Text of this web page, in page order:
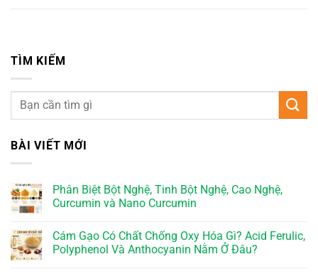
TÌM KIẾM
BÀI VIẾT MỚI
Phân Biệt Bột Nghệ, Tinh Bột Nghệ, Cao Nghệ,
Curcumin và Nano Curcumin
Cám Gạo Có Chất Chống Oxy Hóa Gì? Acid Ferulic,
Polyphenol Và Anthocyanin Nằm Ở Đâu?